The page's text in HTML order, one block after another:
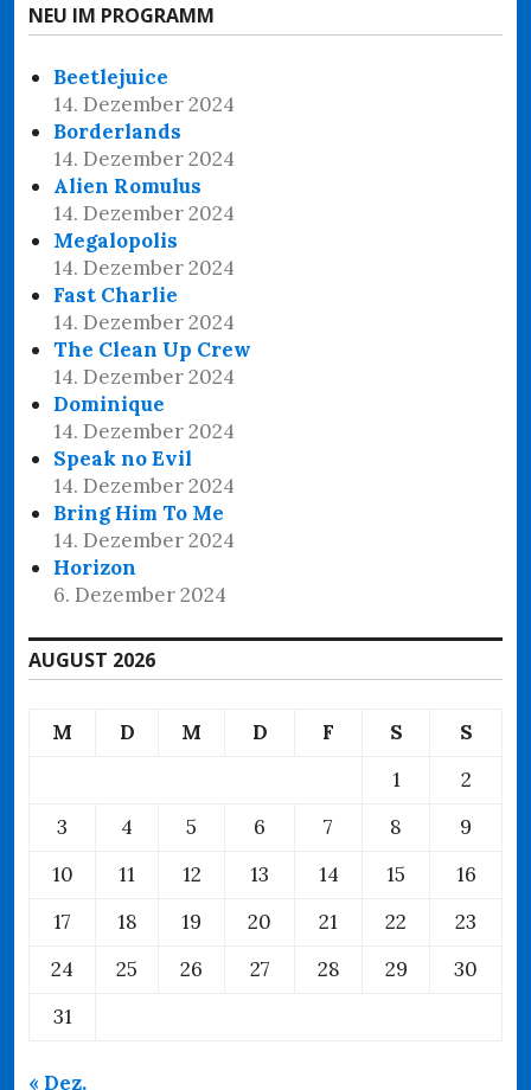
NEU IM PROGRAMM
Beetlejuice
14. Dezember 2024
Borderlands
14. Dezember 2024
Alien Romulus
14. Dezember 2024
Megalopolis
14. Dezember 2024
Fast Charlie
14. Dezember 2024
The Clean Up Crew
14. Dezember 2024
Dominique
14. Dezember 2024
Speak no Evil
14. Dezember 2024
Bring Him To Me
14. Dezember 2024
Horizon
6. Dezember 2024
AUGUST 2026
M D M D F S
S
1
2
3
4 5 6 7 8
9
10
11 12 13 14 15
16
17
18 19 20 21 22
23
24
25 26 27 28 29
30
31
« Dez.